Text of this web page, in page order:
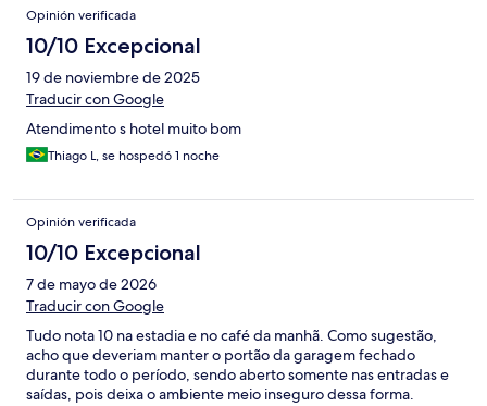
Opinión verificada
10/10 Excepcional
19 de noviembre de 2025
Traducir con Google
Atendimento s hotel muito bom
Thiago L, se hospedó 1 noche
Opinión verificada
10/10 Excepcional
7 de mayo de 2026
Traducir con Google
Tudo nota 10 na estadia e no café da manhã. Como sugestão,
acho que deveriam manter o portão da garagem fechado
durante todo o período, sendo aberto somente nas entradas e
saídas, pois deixa o ambiente meio inseguro dessa forma.